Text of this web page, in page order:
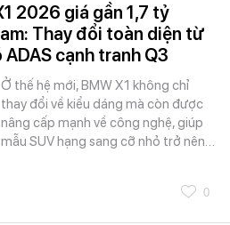
2026 giá gần 1,7 tỷ
Thay đổi toàn diện từ
cạnh tranh Q3
Ở thế hệ mới, BMW X1 không chỉ
thay đổi về kiểu dáng mà còn được
nâng cấp mạnh về công nghệ, giúp
mẫu SUV hạng sang cỡ nhỏ trở nên…
0